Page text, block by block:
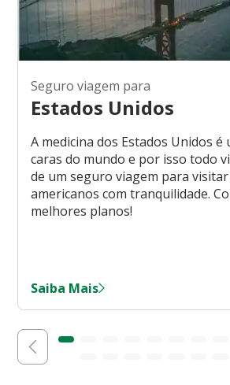
Seguro viagem para
Estados Unidos
A medicina dos Estados Unidos é
caras do mundo e por isso todo
de um seguro viagem para
americanos com tranquilidade.
melhores planos!
Saiba Mais